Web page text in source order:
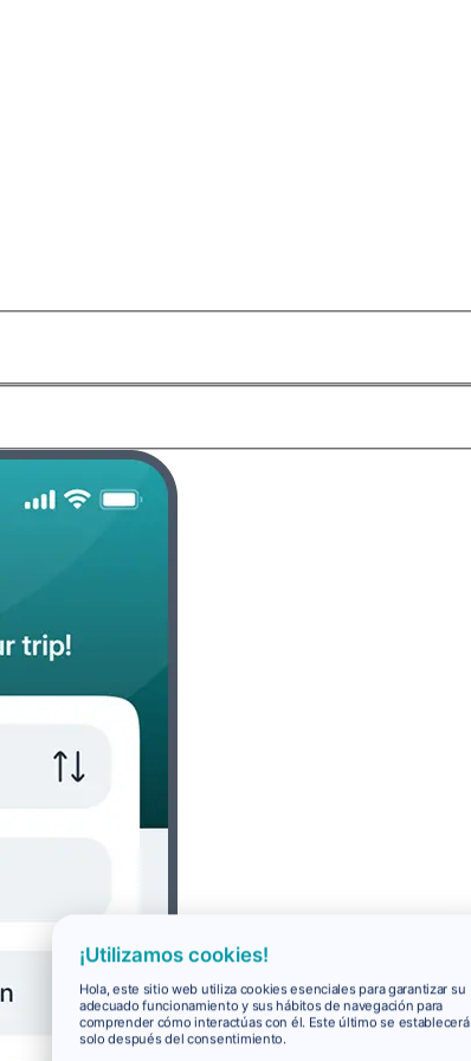
¡Utilizamos cookies!
Hola, este sitio web utiliza cookies esenciales para garantizar su
adecuado funcionamiento y sus hábitos de navegación para
comprender cómo interactúas con él. Este último se establecerá
solo después del consentimiento.